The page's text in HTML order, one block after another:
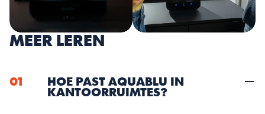
MEER LEREN
01
HOE PAST AQUABLU IN